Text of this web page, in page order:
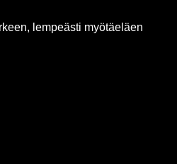
lempeästi myötäeläen